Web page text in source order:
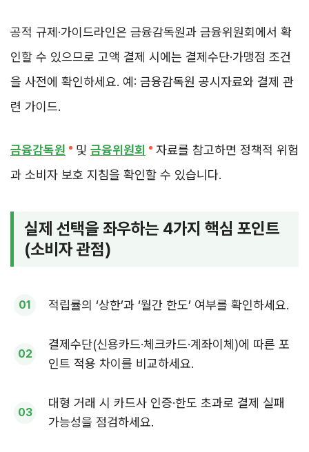
공적 규제·가이드라인은 금융감독원과 금융위원회에서 확
인할 수 있으므로 고액 결제 시에는 결제수단·가맹점 조건
을 사전에 확인하세요. 예: 금융감독원 공시자료와 결제 관
련 가이드.
금융감독원 및 금융위원회
자료를 참고하면 정책적 위험
과 소비자 보호 지침을 확인할 수 있습니다.
실제 선택을 좌우하는 4가지 핵심 포인트
(소비자 관점)
적립률의 ‘상한’과 ‘월간 한도’ 여부를 확인하세요.
결제수단(신용카드·체크카드·계좌이체)에 따른 포
인트 적용 차이를 비교하세요.
대형 거래 시 카드사 인증·한도 초과로 결제 실패
가능성을 점검하세요.